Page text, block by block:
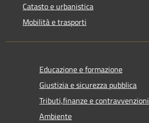
Catasto e urbanistica
Mobilità e trasporti
Educazione e formazione
Giustizia e sicurezza pubblica
Tributi,finanze e contravvenzioni
Ambiente